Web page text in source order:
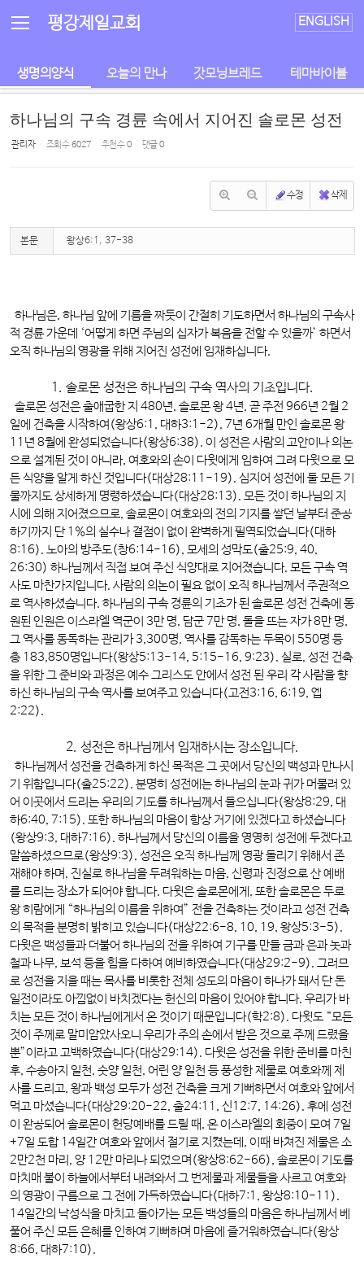
평강제일교회 ENGLISH
생명의양식 오늘의 만나 갓모닝브레드 테마바이블
하나님의 구속 경륜 속에서 지어진 솔로몬 성전
관리자 조회 수6027 추천 수0 댓글0
수정 삭제
본문 왕상6:1, 37-38
하나님은, 하나님 앞에 기름을 짜듯이 간절히 기도하면서 하나님의 구속사
적 경륜 가운데 ‘어떻게 하면 주님의 십자가 복음을 전할 수 있을까’ 하면서
오직 하나님의 영광을 위해 지어진 성전에 임재하십니다.
1. 솔로몬 성전은 하나님의 구속 역사의 기초입니다.
솔로몬 성전은 출애굽한 지 480년, 솔로몬 왕 4년, 곧 주전 966년 2월 2
일에 건축을 시작하여(왕상6:1, 대하3:1-2), 7년 6개월 만인 솔로몬 왕
11년 8월에 완성되었습니다(왕상6:38). 이 성전은 사람의 고안이나 의논
으로 설계된 것이 아니라, 여호와의 손이 다윗에게 임하여 그려 다윗으로 모
든 식양을 알게 하신 것입니다(대상28:11-19). 심지어 성전에 둘 모든 기
물까지도 상세하게 명령하셨습니다(대상28:13). 모든 것이 하나님의 지
시에 의해 지어졌으므로, 솔로몬이 여호와의 전의 기지를 쌓던 날부터 준공
하기까지 단 1%의 실수나 결점이 없이 완벽하게 필역되었습니다(대하
8:16). 노아의 방주도(창6:14-16), 모세의 성막도(출25:9, 40,
26:30) 하나님께서 직접 보여 주신 식양대로 지어졌습니다. 모든 구속 역
사도 마찬가지입니다. 사람의 의논이 필요 없이 오직 하나님께서 주권적으
로 역사하셨습니다. 하나님의 구속 경륜의 기초가 된 솔로몬 성전 건축에 동
원된 인원은 이스라엘 역군이 3만 명, 담군 7만 명, 돌을 뜨는 자가 8만 명,
그 역사를 동독하는 관리가 3,300명, 역사를 감독하는 두목이 550명 등
총 183,850명입니다(왕상5:13-14, 5:15-16, 9:23). 실로, 성전 건축
을 위한 그 준비와 과정은 예수 그리스도 안에서 성전 된 우리 각 사람을 향
하신 하나님의 구속 역사를 보여주고 있습니다(고전3:16, 6:19, 엡
2:22).
2. 성전은 하나님께서 임재하시는 장소입니다.
하나님께서 성전을 건축하게 하신 목적은 그 곳에서 당신의 백성과 만나시
기 위함입니다(출25:22). 분명히 성전에는 하나님의 눈과 귀가 머물러 있
어 이곳에서 드리는 우리의 기도를 하나님께서 들으십니다(왕상8:29, 대
하6:40, 7:15). 또한 하나님의 마음이 항상 거기에 있겠다고 하셨습니다
(왕상9:3, 대하7:16). 하나님께서 당신의 이름을 영영히 성전에 두겠다고
말씀하셨으므로(왕상9:3), 성전은 오직 하나님께 영광 돌리기 위해서 존
재해야 하며, 진실로 하나님을 두려워하는 마음, 신령과 진정으로 산 예배
를 드리는 장소가 되어야 합니다. 다윗은 솔로몬에게, 또한 솔로몬은 두로
왕 히람에게 “하나님의 이름을 위하여” 전을 건축하는 것이라고 성전 건축
의 목적을 분명히 밝히고 있습니다(대상22:6-8, 10, 19, 왕상5:3-5).
다윗은 백성들과 더불어 하나님의 전을 위하여 기구를 만들 금과 은과 놋과
철과 나무, 보석 등을 힘을 다하여 예비하였습니다(대상29:2-9). 그러므
로 성전을 지을 때는 목사를 비롯한 전체 성도의 마음이 하나가 돼서 단 돈
일전이라도 아낌없이 바치겠다는 헌신의 마음이 있어야 합니다. 우리가 바
치는 모든 것이 하나님에게서 온 것이기 때문입니다(학2:8). 다윗도 “모든
것이 주께로 말미암았사오니 우리가 주의 손에서 받은 것으로 주께 드렸을
뿐”이라고 고백하였습니다(대상29:14). 다윗은 성전을 위한 준비를 마친
후, 수송아지 일천, 숫양 일천, 어린 양 일천 등 풍성한 제물로 여호와께 제
사를 드리고, 왕과 백성 모두가 성전 건축을 크게 기뻐하면서 여호와 앞에서
먹고 마셨습니다(대상29:20-22, 출24:11, 신12:7, 14:26). 후에 성전
이 완공되어 솔로몬이 헌당예배를 드릴 때, 온 이스라엘의 회중이 모여 7일
+7일 도합 14일간 여호와 앞에서 절기로 지켰는데, 이때 바쳐진 제물은 소
2만2천 마리, 양 12만 마리나 되었으며(왕상8:62-66), 솔로몬이 기도를
마치매 불이 하늘에서부터 내려와서 그 번제물과 제물들을 사르고 여호와
의 영광이 구름으로 그 전에 가득하였습니다(대하7:1, 왕상8:10-11).
14일간의 낙성식을 마치고 돌아가는 모든 백성들의 마음은 하나님께서 베
풀어 주신 모든 은혜를 인하여 기뻐하며 마음에 즐거워하였습니다(왕상
8:66, 대하7:10).